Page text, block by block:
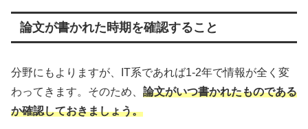
論文が書かれた時期を確認すること
分野にもよりますが、IT系であれば1-2年で情報が全く変
わってきます。そのため、 論文がいつ書かれたものである
か確認しておきましょう。